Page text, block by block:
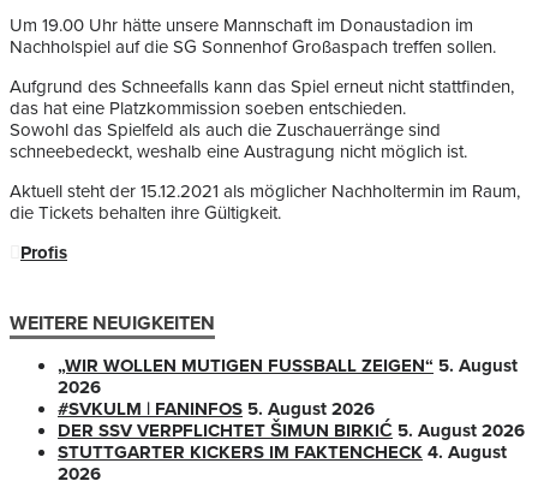
Um 19.00 Uhr hätte unsere Mannschaft im Donaustadion im
Nachholspiel auf die SG Sonnenhof Großaspach treffen sollen.
Aufgrund des Schneefalls kann das Spiel erneut nicht stattfinden,
das hat eine Platzkommission soeben entschieden.
Sowohl das Spielfeld als auch die Zuschauerränge sind
schneebedeckt, weshalb eine Austragung nicht möglich ist.
Aktuell steht der 15.12.2021 als möglicher Nachholtermin im Raum,
die Tickets behalten ihre Gültigkeit.
Profis
WEITERE NEUIGKEITEN
„WIR WOLLEN MUTIGEN FUSSBALL ZEIGEN“
5. August
2026
#SVKULM | FANINFOS 5. August 2026
DER SSV VERPFLICHTET ŠIMUN BIRKIĆ 5. August 2026
STUTTGARTER KICKERS IM FAKTENCHECK 4. August
2026